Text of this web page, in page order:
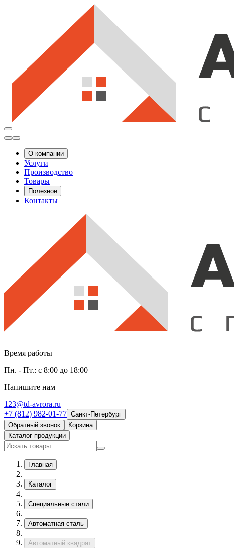
О компании
Услуги
Производство
Товары
Полезное
Контакты
Время работы
Пн. - Пт.: с 8:00 до 18:00
Напишите нам
123@td-avrora.ru
+7 (812) 982-01-77 Санкт-Петербург
Обратный звонок
Корзина
Каталог продукции
Главная
Каталог
Специальные стали
Автоматная сталь
Автоматный квадрат